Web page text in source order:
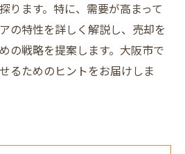
ります。特に、需要が高まって
の特性を詳しく解説し、売却を
の戦略を提案します。大阪市で
るためのヒントをお届けしま